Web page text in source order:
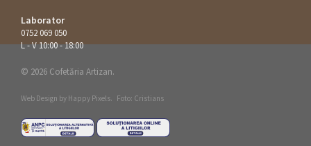
Laborator
0752 069 050
L - V 10:00 - 18:00
© 2026 Cofetăria Artizan.
Web Design by Happy Pixels. Foto: Cristians